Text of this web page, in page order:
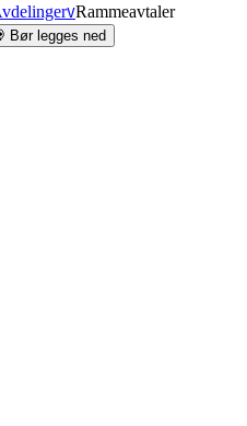
VRammeavtaler
Bør legges ned